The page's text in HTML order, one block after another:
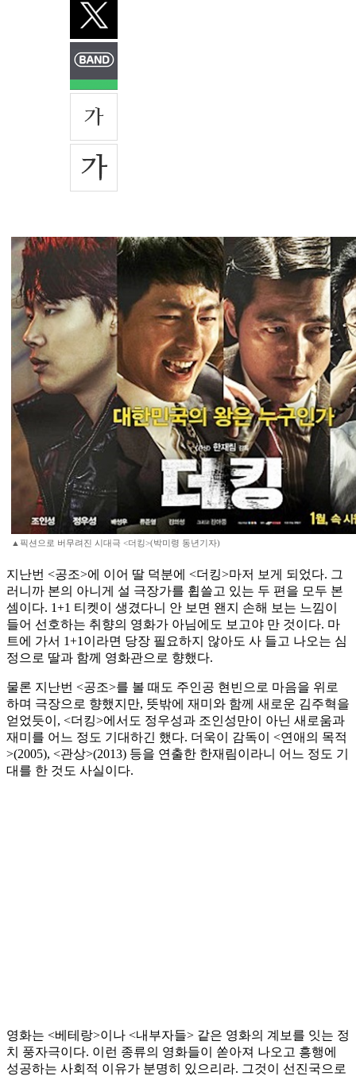
▲픽션으로 버무려진 시대극 <더킹>(박미령 동년기자)
지난번 <공조>에 이어 딸 덕분에 <더킹>마저 보게 되었다. 그
러니까 본의 아니게 설 극장가를 휩쓸고 있는 두 편을 모두 본
셈이다. 1+1 티켓이 생겼다니 안 보면 왠지 손해 보는 느낌이
들어 선호하는 취향의 영화가 아님에도 보고야 만 것이다. 마
트에 가서 1+1이라면 당장 필요하지 않아도 사 들고 나오는 심
정으로 딸과 함께 영화관으로 향했다.
물론 지난번 <공조>를 볼 때도 주인공 현빈으로 마음을 위로
하며 극장으로 향했지만, 뜻밖에 재미와 함께 새로운 김주혁을
얻었듯이, <더킹>에서도 정우성과 조인성만이 아닌 새로움과
재미를 어느 정도 기대하긴 했다. 더욱이 감독이 <연애의 목적
>(2005), <관상>(2013) 등을 연출한 한재림이라니 어느 정도 기
대를 한 것도 사실이다.
영화는 <베테랑>이나 <내부자들> 같은 영화의 계보를 잇는 정
치 풍자극이다. 이런 종류의 영화들이 쏟아져 나오고 흥행에
성공하는 사회적 이유가 분명히 있으리라. 그것이 선진국으로